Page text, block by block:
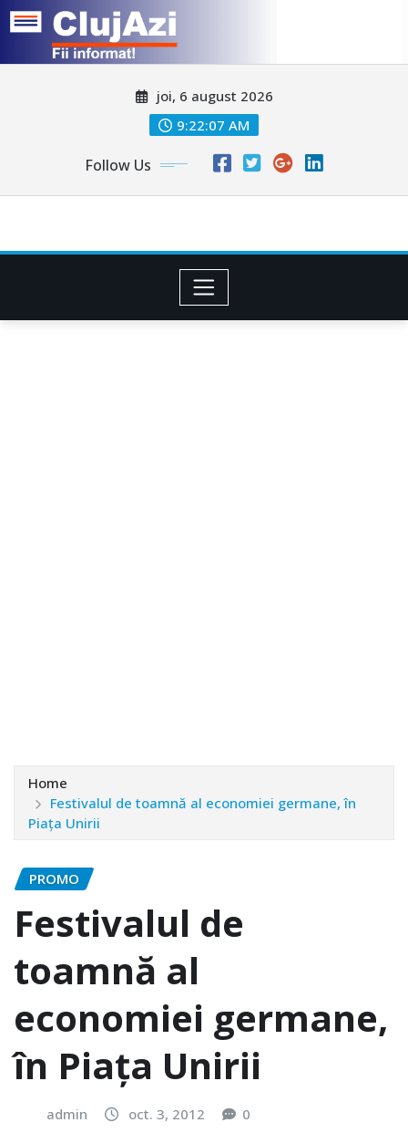
joi, 6 august 2026
9:22:09 AM
Follow Us
Home
Festivalul de toamnă al economiei germane, în
Piaţa Unirii
PROMO
Festivalul de
toamnă al
economiei germane,
în Piaţa Unirii
admin oct. 3, 2012 0